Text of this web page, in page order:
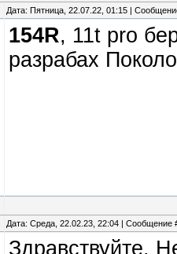
Дата: Пятница, 22.07.22, 01:15 |
154R, 11t pro
разрабах
Дата: Среда, 22.02.23, 22:04 | Сообщение
Здравствуйте.